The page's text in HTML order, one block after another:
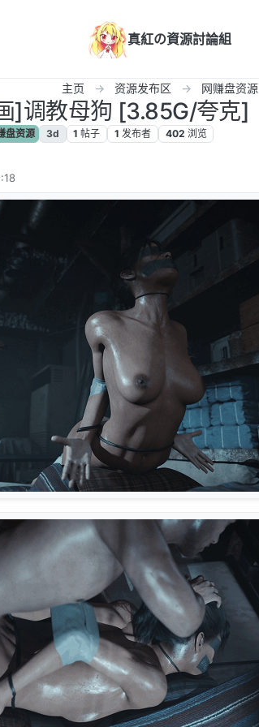
真紅の資源討論組
主页 资源发布区 网赚盘资源
]调教母狗 [3.85G/夸克]
盘资源 3d 1 帖子 1 发布者 402 浏览